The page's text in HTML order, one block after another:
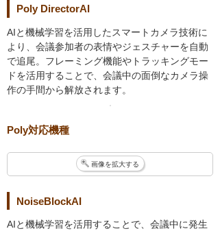
Poly DirectorAI
AIと機械学習を活用したスマートカメラ技術に
より、会議参加者の表情やジェスチャーを自動
で追尾。フレーミング機能やトラッキングモー
ドを活用することで、会議中の面倒なカメラ操
作の手間から解放されます。
Poly対応機種
画像を拡大する
NoiseBlockAI
AIと機械学習を活用することで、会議中に発生